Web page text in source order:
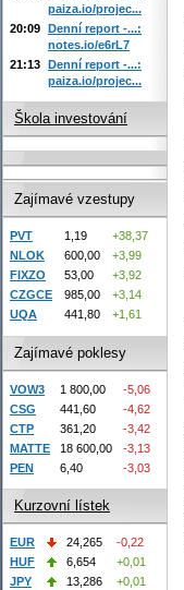
paiza.io/projec...
20:09 Denní report -...:
notes.io/e6rL7
21:13 Denní report -...:
paiza.io/projec...
Škola investování
Zajímavé vzestupy
PVT 1,19
+38,37
NLOK
600,00
+3,99
FIXZO
53,00
+3,92
CZGCE
985,00
+3,14
UQA
441,80 +1,61
Zajímavé poklesy
VOW3 1 800,00
-5,06
CSG
441,60
-4,62
CTP
361,20
-3,42
MATTE
18 600,00
-3,13
PEN
6,40 -3,03
Kurzovní lístek
EUR 24,265
-0,22
HUF
6,654
+0,01
JPY
13,286
+0,01